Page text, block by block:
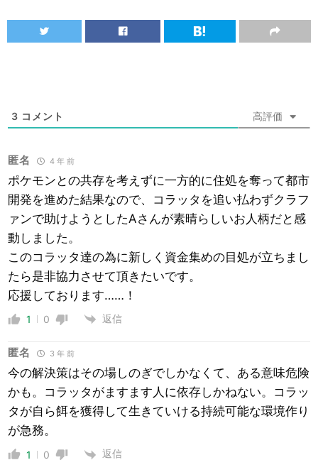
3 コメント 高評価
匿名 4 年 前
ポケモンとの共存を考えずに一方的に住処を奪って都市
開発を進めた結果なので、コラッタを追い払わずクラフ
ァンで助けようとしたAさんが素晴らしいお人柄だと感
動しました。
このコラッタ達の為に新しく資金集めの目処が立ちまし
たら是非協力させて頂きたいです。
応援しております……！
1 0 返信
匿名 3 年 前
今の解決策はその場しのぎでしかなくて、ある意味危険
かも。コラッタがますます人に依存しかねない。コラッ
タが自ら餌を獲得して生きていける持続可能な環境作り
が急務。
1 0 返信